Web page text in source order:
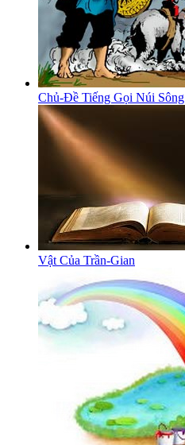
Chủ-Đề Tiếng Gọi Núi Sông
Vật Của Trần-Gian